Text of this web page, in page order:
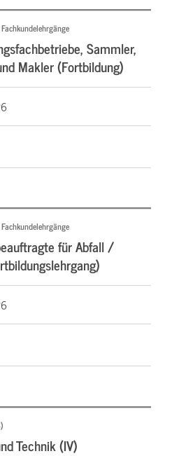
Sammler,
Makler (Fortbildung)
für Abfall /
Technik (IV)